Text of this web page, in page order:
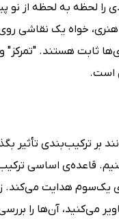
را لحظه به لحظه از نو
هنری، خواه یک نقاشی
ثابت هستند. "تمرکز"
است.
بر ترکیب‌بندی تأثیر
قاعده‌ی اساسی
یک‌سوم هدایت می‌کند.
می‌کنید، آن‌ها را